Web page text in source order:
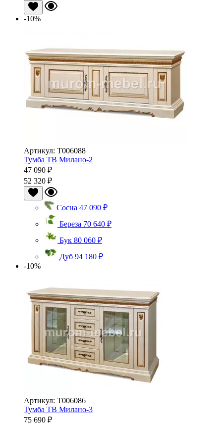
-10%
Артикул: Т006088
Тумба ТВ Милано-2
47 090 ₽
52 320 ₽
Сосна 47 090 ₽
Береза 70 640 ₽
Бук 80 060 ₽
Дуб 94 180 ₽
-10%
Артикул: Т006086
Тумба ТВ Милано-3
75 690 ₽